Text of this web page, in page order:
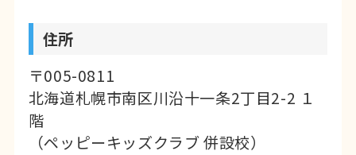
住所
〒005-0811
北海道札幌市南区川沿十一条2丁目2-2 １
階
（ペッピーキッズクラブ 併設校）